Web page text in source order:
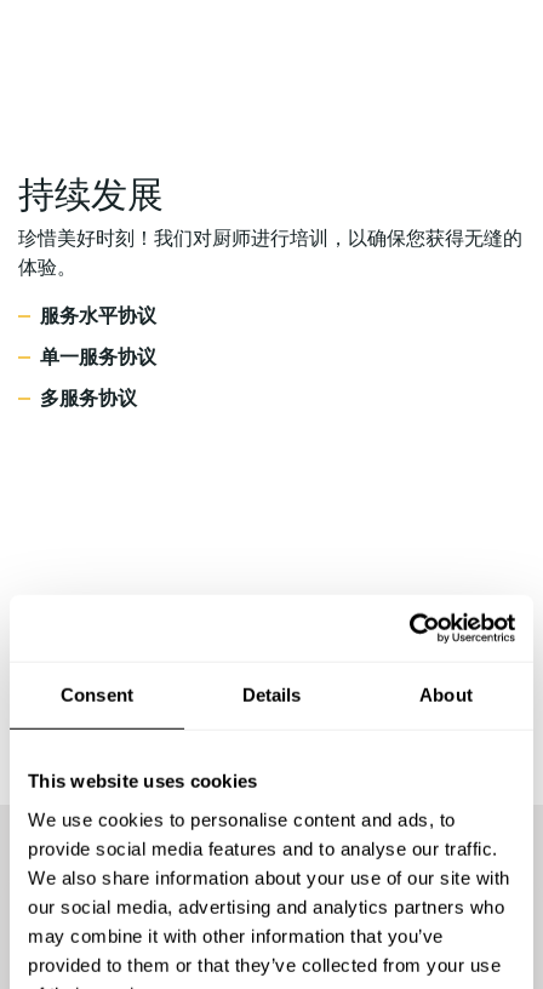
Consent Details About
This website uses cookies
We use cookies to personalise content and ads, to
provide social media features and to analyse our traffic.
We also share information about your use of our site with
our social media, advertising and analytics partners who
may combine it with other information that you’ve
provided to them or that they’ve collected from your use
持续发展
珍惜美好时刻！我们对厨师进行培训，以确保您获得无缝的
体验。
服务水平协议
单一服务协议
多服务协议
我们提供最好的厨师是
有原因的